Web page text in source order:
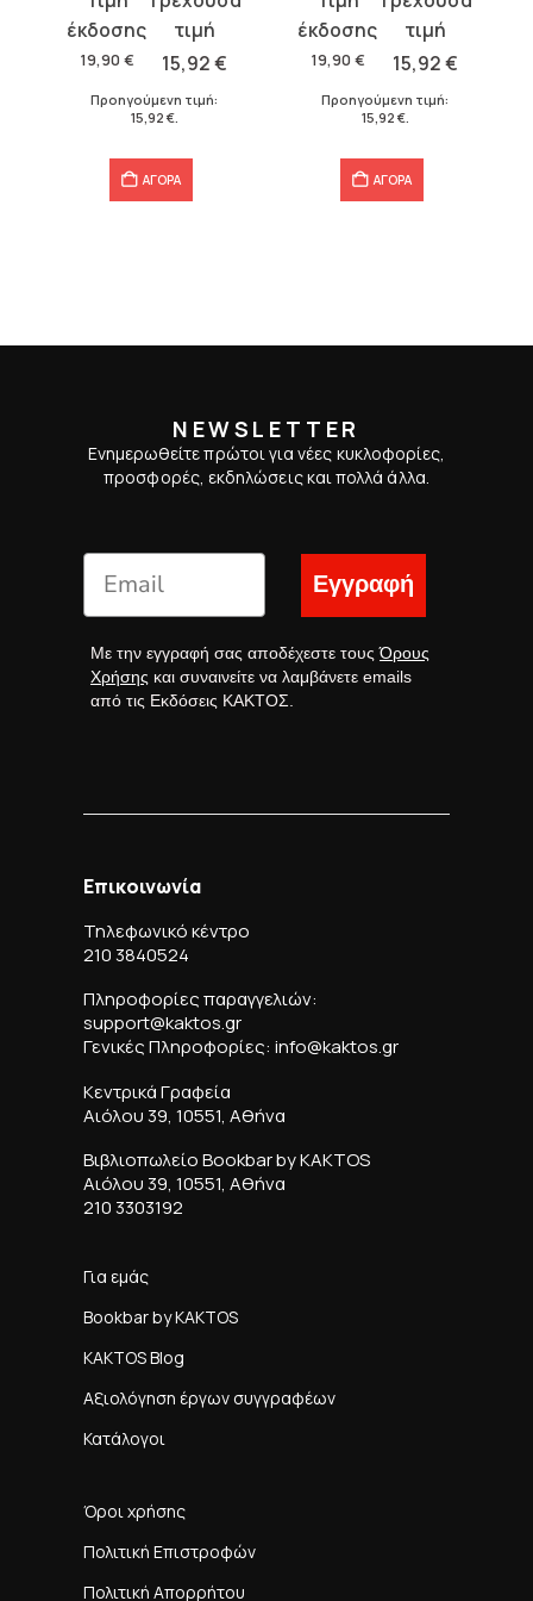
19,90 €
price
was:
15,92€
τρέχουσα
τιμή
15,92 €.
Προηγούμενη τιμή:
15,92 €.
ΑΓΟΡΑ
19,90 €
price
was:
15,92€
τρέχουσα
τιμή
15,92 €.
Προηγούμενη τιμή:
15,92 €.
ΑΓΟΡΑ
NEWSLETTER
Ενημερωθείτε πρώτοι για νέες κυκλοφορίες,
προσφορές, εκδηλώσεις και πολλά άλλα.
Εγγραφή
Με την εγγραφή σας αποδέχεστε τουςΌρους
Χρήσης και συναινείτε να λαμβάνετε emails
από τις Εκδόσεις ΚΑΚΤΟΣ.
Επικοινωνία
Τηλεφωνικό κέντρο
210 3840524
Πληροφορίες παραγγελιών:
support@kaktos.gr
Γενικές Πληροφορίες: info@kaktos.gr
Κεντρικά Γραφεία
Αιόλου 39, 10551, Αθήνα
Βιβλιοπωλείο Bookbar by KAKTOS
Αιόλου 39, 10551, Αθήνα
210 3303192
Για εμάς
Bookbar by KAKTOS
KAKTOS Blog
Αξιολόγηση έργων συγγραφέων
Κατάλογοι
Όροι χρήσης
Πολιτική Επιστροφών
Πολιτική Απορρήτου